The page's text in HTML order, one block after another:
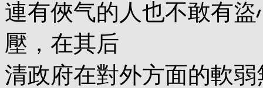
連有俠气的人也不敢有
壓，在其后
清政府在對外方面的軟